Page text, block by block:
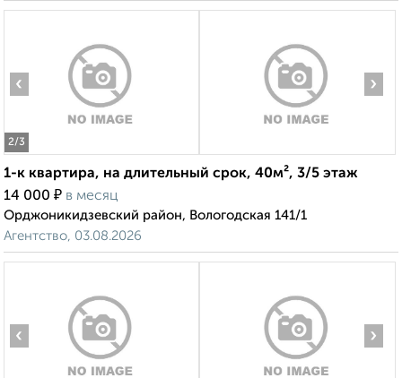
2/3
‹ ›
1-к квартира, на длительный срок, 40м², 3/5 этаж
14 000 ₽ в месяц
Орджоникидзевский район, Вологодская 141/1
Агентство, 03.08.2026
‹ ›